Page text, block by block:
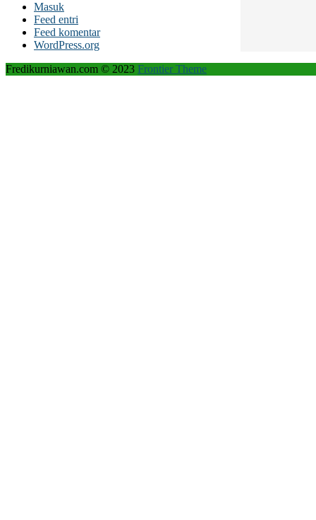
Masuk
Feed entri
Feed komentar
WordPress.org
Fredikurniawan.com © 2023 Frontier Theme